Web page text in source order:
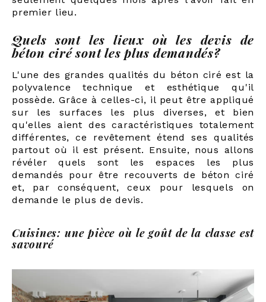
premier lieu.
Quels sont les lieux où les devis de
béton ciré sont les plus demandés?
L'une des grandes qualités du béton ciré est la
polyvalence technique et esthétique qu'il
possède. Grâce à celles-ci, il peut être appliqué
sur les surfaces les plus diverses, et bien
qu'elles aient des caractéristiques totalement
différentes, ce revêtement étend ses qualités
partout où il est présent. Ensuite, nous allons
révéler quels sont les espaces les plus
demandés pour être recouverts de béton ciré
et, par conséquent, ceux pour lesquels on
demande le plus de devis.
Cuisines: une pièce où le goût de la classe est
savouré